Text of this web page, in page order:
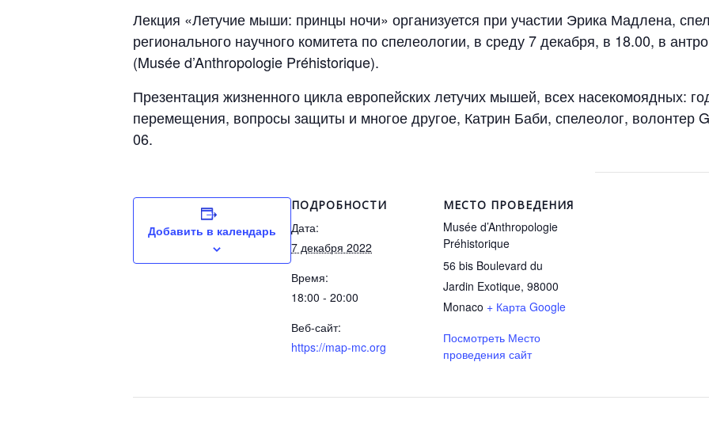
Лекция «Летучие мыши: принцы ночи» организуется при участии Эрика Мадлена,
регионального научного комитета по спелеологии, в среду 7 декабря, в 18.00, в
(Musée d’Anthropologie Préhistorique).
Презентация жизненного цикла европейских летучих мышей, всех насекомоядных:
перемещения, вопросы защиты и многое другое, Катрин Баби, спелеолог, волонтер
06.
Добавить в календарь
ПОДРОБНОСТИ
Дата:
7 декабря 2022
Время:
18:00 - 20:00
Веб-сайт:
https://map-mc.org
МЕСТО ПРОВЕДЕНИЯ
Musée d’Anthropologie
Préhistorique
56 bis Boulevard du
Jardin Exotique, 98000
Monaco + Карта Google
Посмотреть Место
проведения сайт